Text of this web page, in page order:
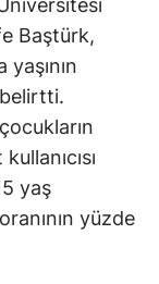
Baştürk,
yaş
yüzde